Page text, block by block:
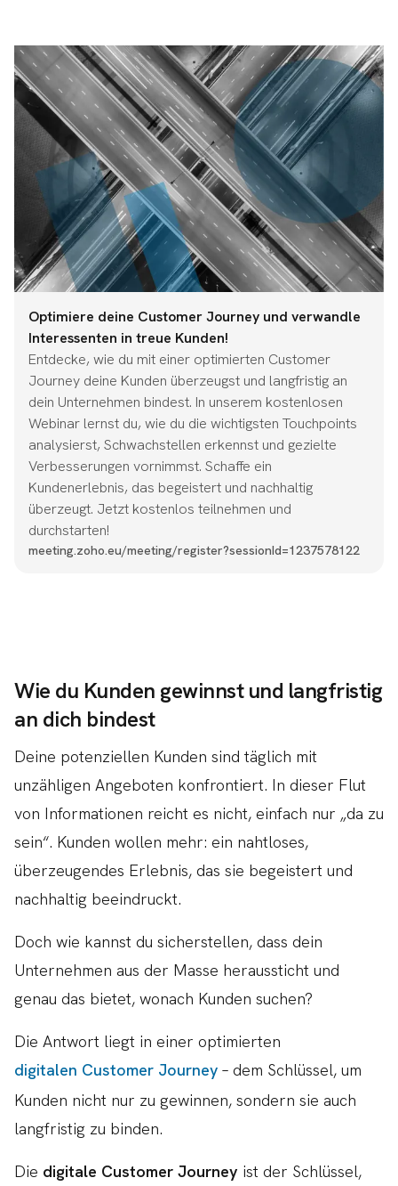
Optimiere deine Customer Journey und verwandle
Interessenten in treue Kunden!
Entdecke, wie du mit einer optimierten Customer
Journey deine Kunden überzeugst und langfristig an
dein Unternehmen bindest. In unserem kostenlosen
Webinar lernst du, wie du die wichtigsten Touchpoints
analysierst, Schwachstellen erkennst und gezielte
Verbesserungen vornimmst. Schaffe ein
Kundenerlebnis, das begeistert und nachhaltig
überzeugt. Jetzt kostenlos teilnehmen und
durchstarten!
meeting.zoho.eu/meeting/register?sessionId=1237578122
Wie du Kunden gewinnst und langfristig
an dich bindest
Deine potenziellen Kunden sind täglich mit
unzähligen Angeboten konfrontiert. In dieser Flut
von Informationen reicht es nicht, einfach nur „da zu
sein“. Kunden wollen mehr: ein nahtloses,
überzeugendes Erlebnis, das sie begeistert und
nachhaltig beeindruckt.
Doch wie kannst du sicherstellen, dass dein
Unternehmen aus der Masse heraussticht und
genau das bietet, wonach Kunden suchen?
Die Antwort liegt in einer optimierten
digitalen Customer Journey – dem Schlüssel, um
Kunden nicht nur zu gewinnen, sondern sie auch
langfristig zu binden.
Die digitale Customer Journey ist der Schlüssel,